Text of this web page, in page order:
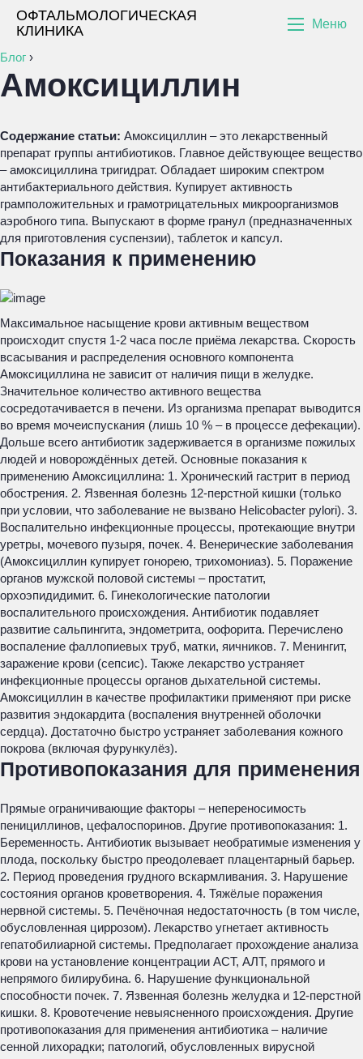
ОФТАЛЬМОЛОГИЧЕСКАЯ
КЛИНИКА
Меню
Блог ›
Амоксициллин
Содержание статьи: Амоксициллин – это лекарственный
препарат группы антибиотиков. Главное действующее вещество
– амоксициллина тригидрат. Обладает широким спектром
антибактериального действия. Купирует активность
грамположительных и грамотрицательных микроорганизмов
аэробного типа. Выпускают в форме гранул (предназначенных
для приготовления суспензии), таблеток и капсул.
Показания к применению
Максимальное насыщение крови активным веществом
происходит спустя 1-2 часа после приёма лекарства. Скорость
всасывания и распределения основного компонента
Амоксициллина не зависит от наличия пищи в желудке.
Значительное количество активного вещества
сосредотачивается в печени. Из организма препарат выводится
во время мочеиспускания (лишь 10 % – в процессе дефекации).
Дольше всего антибиотик задерживается в организме пожилых
людей и новорождённых детей. Основные показания к
применению Амоксициллина: 1. Хронический гастрит в период
обострения. 2. Язвенная болезнь 12-перстной кишки (только
при условии, что заболевание не вызвано Helicobacter pylori). 3.
Воспалительно инфекционные процессы, протекающие внутри
уретры, мочевого пузыря, почек. 4. Венерические заболевания
(Амоксициллин купирует гонорею, трихомониаз). 5. Поражение
органов мужской половой системы – простатит,
орхоэпидидимит. 6. Гинекологические патологии
воспалительного происхождения. Антибиотик подавляет
развитие сальпингита, эндометрита, оофорита. Перечислено
воспаление фаллопиевых труб, матки, яичников. 7. Менингит,
заражение крови (сепсис). Также лекарство устраняет
инфекционные процессы органов дыхательной системы.
Амоксициллин в качестве профилактики применяют при риске
развития эндокардита (воспаления внутренней оболочки
сердца). Достаточно быстро устраняет заболевания кожного
покрова (включая фурункулёз).
Противопоказания для применения
Прямые ограничивающие факторы – непереносимость
пенициллинов, цефалоспоринов. Другие противопоказания: 1.
Беременность. Антибиотик вызывает необратимые изменения у
плода, поскольку быстро преодолевает плацентарный барьер.
2. Период проведения грудного вскармливания. 3. Нарушение
состояния органов кроветворения. 4. Тяжёлые поражения
нервной системы. 5. Печёночная недостаточность (в том числе,
обусловленная циррозом). Лекарство угнетает активность
гепатобилиарной системы. Предполагает прохождение анализа
крови на установление концентрации АСТ, АЛТ, прямого и
непрямого билирубина. 6. Нарушение функциональной
способности почек. 7. Язвенная болезнь желудка и 12-перстной
кишки. 8. Кровотечение невыясненного происхождения. Другие
противопоказания для применения антибиотика – наличие
сенной лихорадки; патологий, обусловленных вирусной